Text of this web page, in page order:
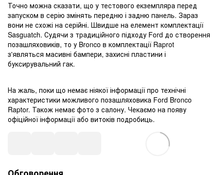
Точно можна сказати, що у тестового екземпляра перед
запуском в серію змінять передню і задню панель. Зараз
вони не схожі на серійні. Швидше на елемент комплектації
Sasguatch. Судячи з традиційного підходу Ford до створення
позашляховиків, то у Bronco в комплектації Raprot
з'являться масивні бампери, захисні пластини і
буксирувальний гак.
На жаль, поки що немає ніякої інформації про технічні
характеристики можливого позашляховика Ford Bronco
Raptor. Також немає фото з салону. Чекаємо на появу
офіційної інформації або витоків подробиць.